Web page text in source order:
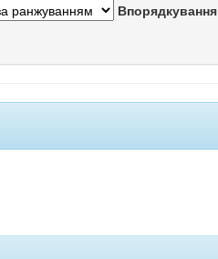
Впорядкування